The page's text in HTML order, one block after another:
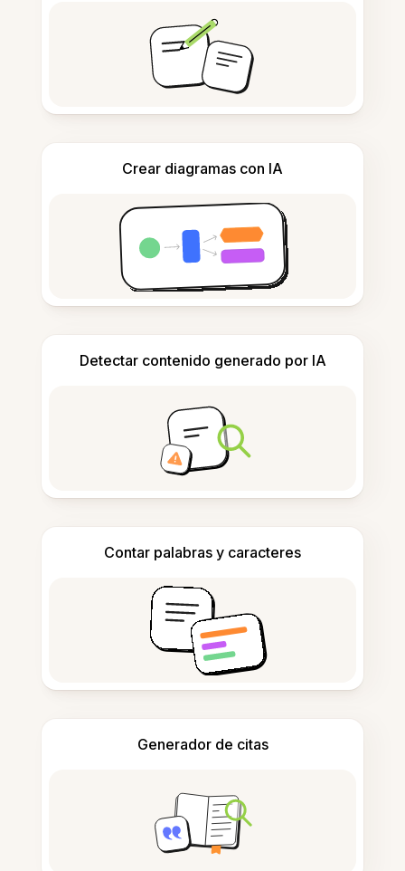
Crear diagramas con IA
Detectar contenido generado por IA
Contar palabras y caracteres
Generador de citas